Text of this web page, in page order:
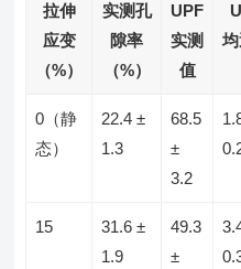
拉伸
应变
（%）
实测孔
隙率
（%）
UPF
实测
值
0（静
态）
22.4 ±
1.3
68.5
±
3.2
15
31.6 ±
1.9
49.3
±